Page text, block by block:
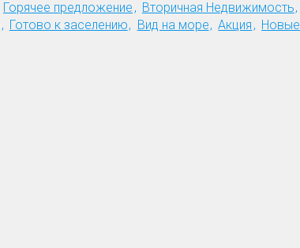
Горячее предложение Вторичная Недвижимость
Готово к заселению Вид на море Акция Новые